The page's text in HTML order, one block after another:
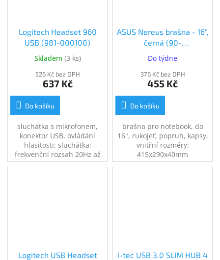
Logitech Headset 960
USB (981-000100)
Skladem (3 ks)
526 Kč bez DPH
637 Kč
Do košíku
sluchátka s mikrofonem,
konektor USB, ovládání
hlasitosti; sluchátka:
frekvenční rozsah 20Hz až
20kHz; mikrofon: frekvenční
ASUS Nereus brašna - 16",
černá (90-
Do týdne
376 Kč bez DPH
455 Kč
Do košíku
brašna pro notebook, do
16", rukojeť, popruh, kapsy,
vnitřní rozměry:
415x290x40mm
Logitech USB Headset
i-tec USB 3.0 SLIM HUB 4